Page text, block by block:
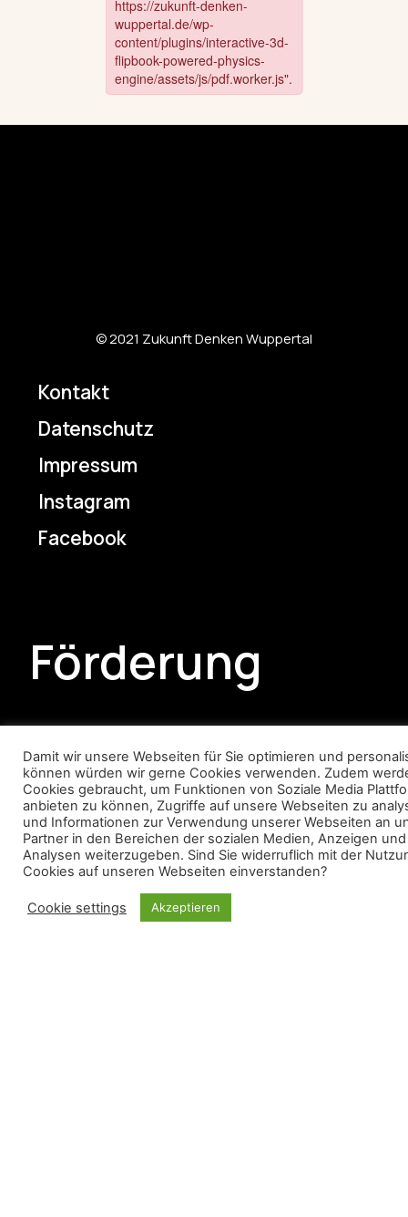
© 2021 Zukunft Denken Wuppertal
Kontakt
Datenschutz
Impressum
Instagram
Facebook
Förderung
Damit wir unsere Webseiten für Sie optimieren und
können würden wir gerne Cookies verwenden. Zudem
Cookies gebraucht, um Funktionen von Soziale Media
anbieten zu können, Zugriffe auf unsere Webseiten zu
und Informationen zur Verwendung unserer Webseiten an
Partner in den Bereichen der sozialen Medien, Anzeigen und
Analysen weiterzugeben. Sind Sie widerruflich mit der
Cookies auf unseren Webseiten einverstanden?
Cookie settings Akzeptieren